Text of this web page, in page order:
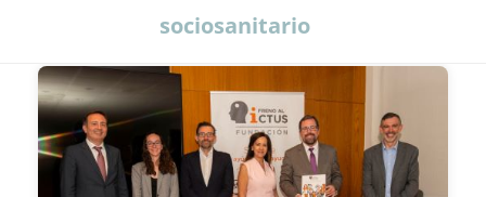
sociosanitario